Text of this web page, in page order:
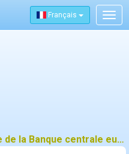
Français
Taux de change de reference de la Banque centrale europeenne (BCE) pour 29 septembre 2020